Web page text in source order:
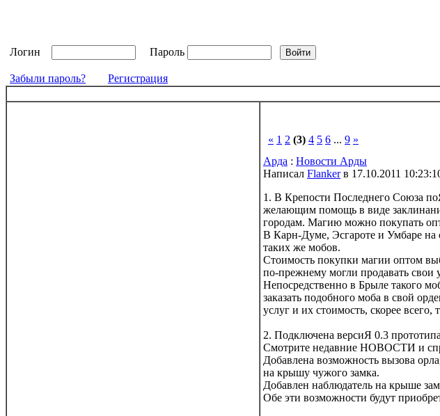
Логин Пароль
Забыли пароль? Регистрация
« 1 2 (3) 4 5 6 ... 9 »
Арда : Новости Арды
Написал Flanker в 17.10.2011
1. В Крепости Последнего Союза
желающим помощь в виде
городам. Магию можно покупать
В Карн-Думе, Эсгароте и Умбаре на
таких же мобов.
Стоимость покупки магии оптом
по-прежнему могли продавать свои
Непосредственно в Брыле такого
заказать подобного моба в свой
услуг и их стоимость, скорее всего,
2. Подключена версиЯ 0.3
Смотрите недавние НОВОСТИ и
Добавлена возможность вызова
на крышу чужого замка.
Добавлен наблюдатель на крыше
Обе эти возможности будут